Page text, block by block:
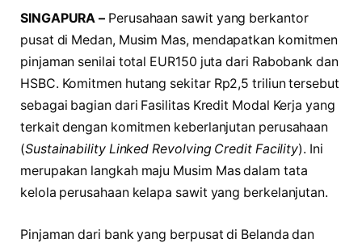
SINGAPURA – Perusahaan sawit yang berkantor
pusat di Medan, Musim Mas, mendapatkan komitmen
pinjaman senilai total EUR150 juta dari Rabobank dan
HSBC. Komitmen hutang sekitar Rp2,5 triliun tersebut
sebagai bagian dari Fasilitas Kredit Modal Kerja yang
terkait dengan komitmen keberlanjutan perusahaan
(Sustainability Linked Revolving Credit Facility). Ini
merupakan langkah maju Musim Mas dalam tata
kelola perusahaan kelapa sawit yang berkelanjutan.
Pinjaman dari bank yang berpusat di Belanda dan